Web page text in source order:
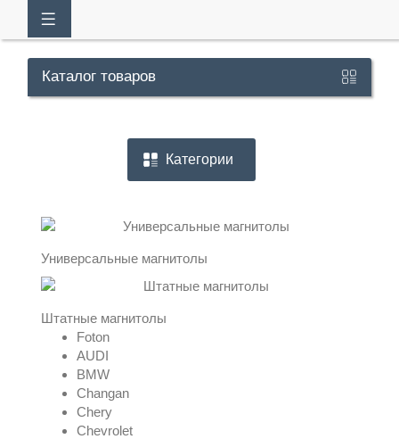
Каталог товаров
Категории
Универсальные магнитолы
Штатные магнитолы
Foton
AUDI
BMW
Changan
Chery
Chevrolet